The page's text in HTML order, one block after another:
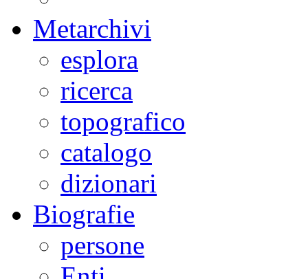
Metarchivi
esplora
ricerca
topografico
catalogo
dizionari
Biografie
persone